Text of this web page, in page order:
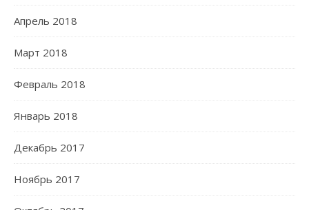
Апрель 2018
Март 2018
Февраль 2018
Январь 2018
Декабрь 2017
Ноябрь 2017